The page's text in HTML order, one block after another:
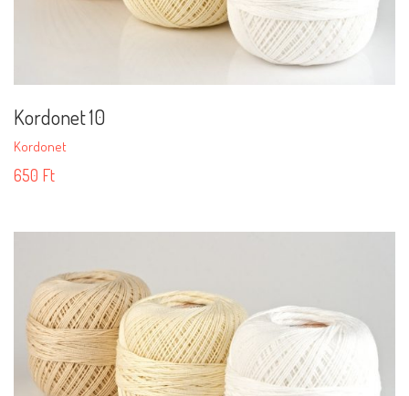
Kordonet 10
Kordonet
650 Ft